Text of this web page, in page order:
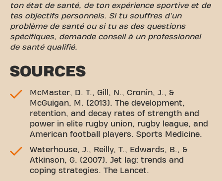
ton état de santé, de ton expérience sportive et de
tes objectifs personnels. Si tu souffres d'un
problème de santé ou si tu as des questions
spécifiques, demande conseil à un professionnel
de santé qualifié.
SOURCES
McMaster, D. T., Gill, N., Cronin, J., &
McGuigan, M. (2013). The development,
retention, and decay rates of strength and
power in elite rugby union, rugby league, and
American football players. Sports Medicine.
Waterhouse, J., Reilly, T., Edwards, B., &
Atkinson, G. (2007). Jet lag: trends and
coping strategies. The Lancet.